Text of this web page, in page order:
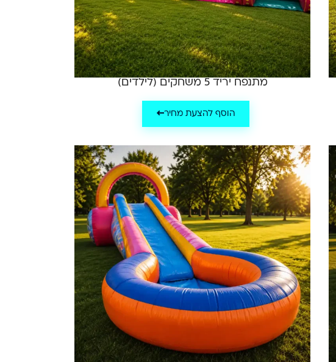
מתנפח יריד 5 משחקים (לילדים)
הוסף להצעת מחיר